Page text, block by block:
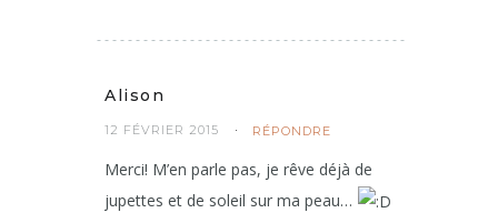
Alison
12 FÉVRIER 2015 RÉPONDRE
Merci! M’en parle pas, je rêve déjà de
jupettes et de soleil sur ma peau…